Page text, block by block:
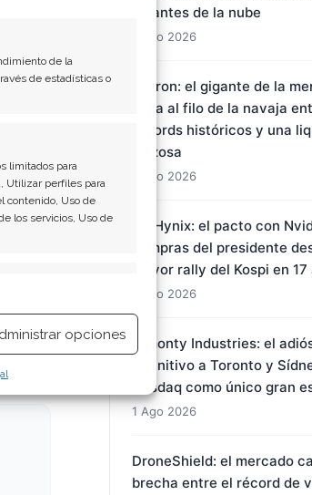
de la
de estadísticas o
limitados para
Utilizar perfiles para
contenido, Uso de
los servicios, Uso de
y
Siempre activo
opciones
la
gigantes de la nube
1 Ago 2026
Micron: el gigante de la
baila al filo de la navaja
récords históricos y una
forzosa
1 Ago 2026
SK Hynix: el pacto con
compras del presidente
mayor rally del Kospi en
1 Ago 2026
Almonty Industries: el
definitivo a Toronto y
Nasdaq como único gran
1 Ago 2026
DroneShield: el mercado
brecha entre el récord de